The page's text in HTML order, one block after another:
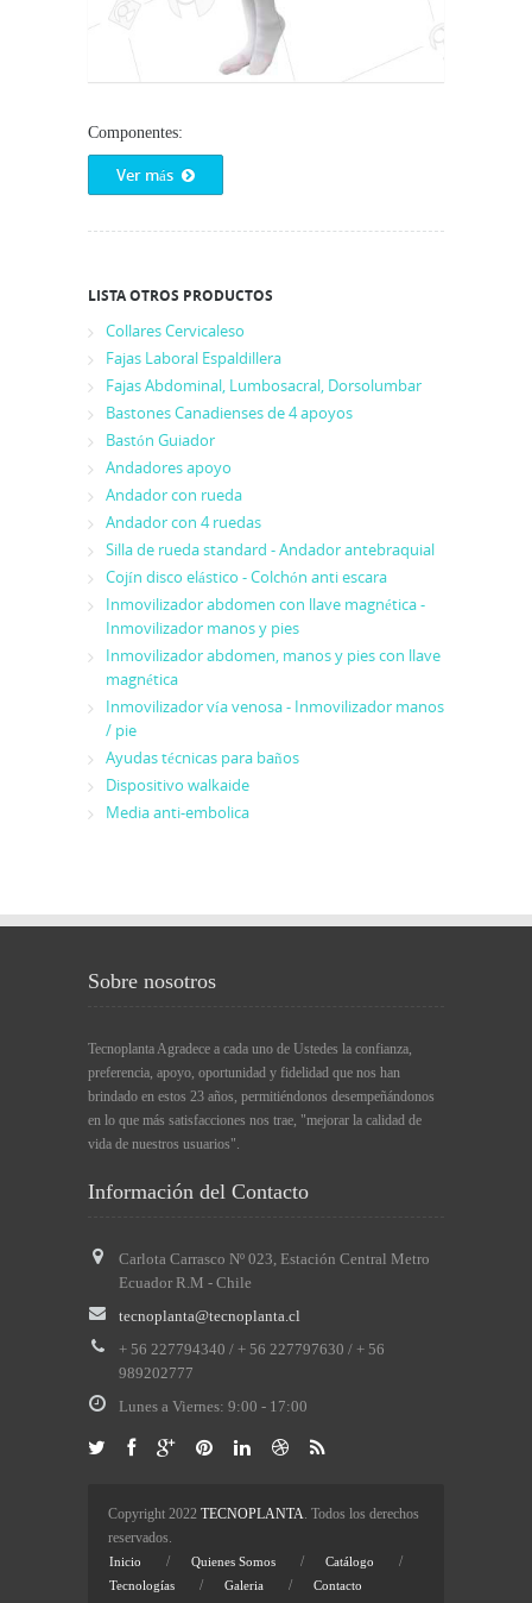
Componentes:
Ver más
LISTA OTROS PRODUCTOS
Collares Cervicaleso
Fajas Laboral Espaldillera
Fajas Abdominal, Lumbosacral, Dorsolumbar
Bastones Canadienses de 4 apoyos
Bastón Guiador
Andadores apoyo
Andador con rueda
Andador con 4 ruedas
Silla de rueda standard - Andador antebraquial
Cojín disco elástico - Colchón anti escara
Inmovilizador abdomen con llave magnética -
Inmovilizador manos y pies
Inmovilizador abdomen, manos y pies con llave
magnética
Inmovilizador vía venosa - Inmovilizador manos
/ pie
Ayudas técnicas para baños
Dispositivo walkaide
Media anti-embolica
Sobre nosotros
Tecnoplanta Agradece a cada uno de Ustedes la confianza,
preferencia, apoyo, oportunidad y fidelidad que nos han
brindado en estos 23 años, permitiéndonos desempeñándonos
en lo que más satisfacciones nos trae, "mejorar la calidad de
vida de nuestros usuarios".
Información del Contacto
Carlota Carrasco Nº 023, Estación Central Metro
Ecuador R.M - Chile
tecnoplanta@tecnoplanta.cl
+ 56 227794340 / + 56 227797630 / + 56
989202777
Lunes a Viernes: 9:00 - 17:00
Copyright 2022 TECNOPLANTA . Todos los derechos
reservados.
Inicio / Quienes Somos / Catálogo /
Tecnologías / Galeria / Contacto